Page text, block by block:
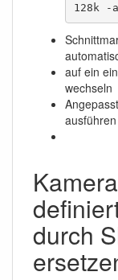
128k -
auf ein
wechseln
ausführen
durch